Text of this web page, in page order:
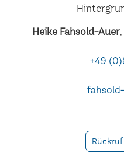
Heike Fahsold-Auer
+49